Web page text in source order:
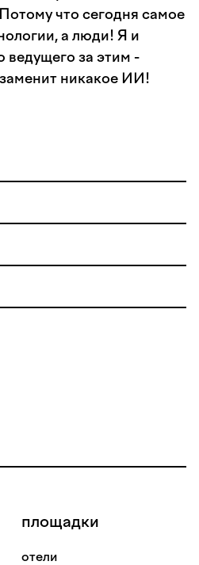
что сегодня самое
а люди! Я и
за этим -
заменит никакое ИИ!
площадки
отели